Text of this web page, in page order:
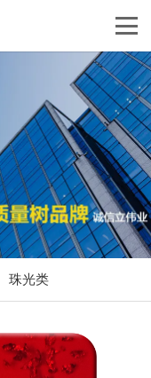
珠光类